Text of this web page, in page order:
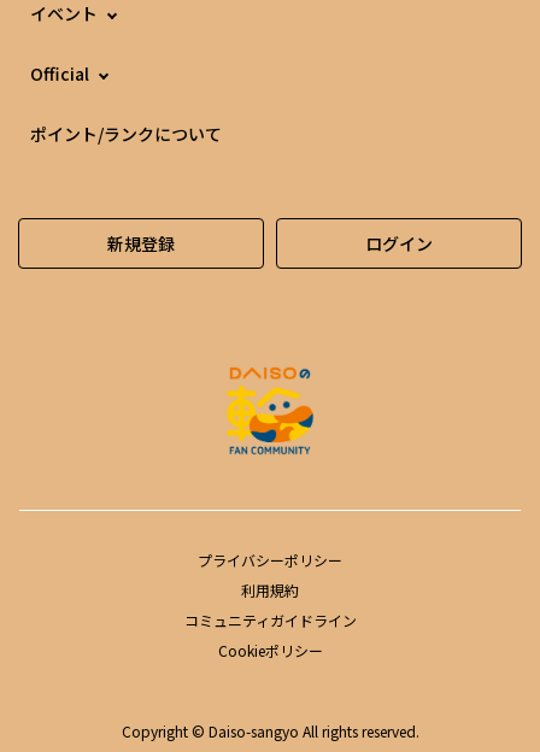
イベント
Official
ポイント/ランクについて
新規登録 ログイン
プライバシーポリシー
利用規約
コミュニティガイドライン
Cookieポリシー
Copyright © Daiso-sangyo All rights reserved.